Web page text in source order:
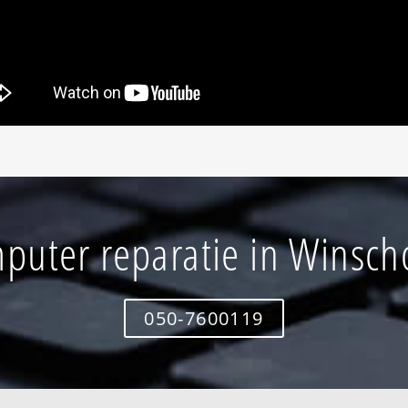
reparatie in
050-7600119